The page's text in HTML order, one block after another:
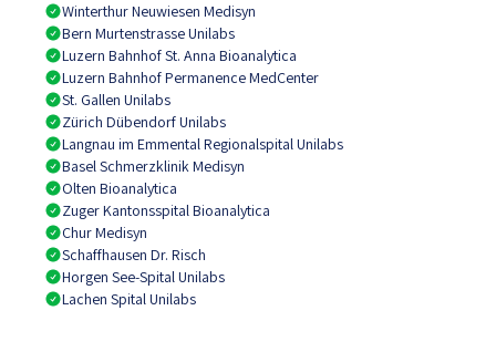
Winterthur Neuwiesen Medisyn
Bern Murtenstrasse Unilabs
Luzern Bahnhof St. Anna Bioanalytica
Luzern Bahnhof Permanence MedCenter
St. Gallen Unilabs
Zürich Dübendorf Unilabs
Langnau im Emmental Regionalspital Unilabs
Basel Schmerzklinik Medisyn
Olten Bioanalytica
Zuger Kantonsspital Bioanalytica
Chur Medisyn
Schaffhausen Dr. Risch
Horgen See-Spital Unilabs
Lachen Spital Unilabs